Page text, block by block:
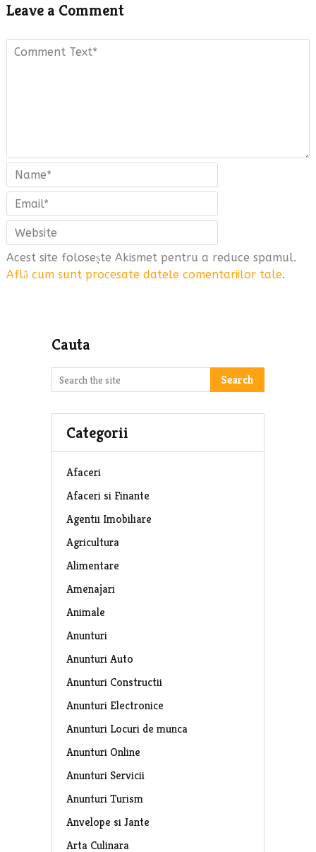
Leave a Comment
Acest site folosește Akismet pentru a reduce spamul.
Află cum sunt procesate datele comentariilor tale.
Cauta
Search
Categorii
Afaceri
Afaceri si Finante
Agentii Imobiliare
Agricultura
Alimentare
Amenajari
Animale
Anunturi
Anunturi Auto
Anunturi Constructii
Anunturi Electronice
Anunturi Locuri de munca
Anunturi Online
Anunturi Servicii
Anunturi Turism
Anvelope si Jante
Arta Culinara